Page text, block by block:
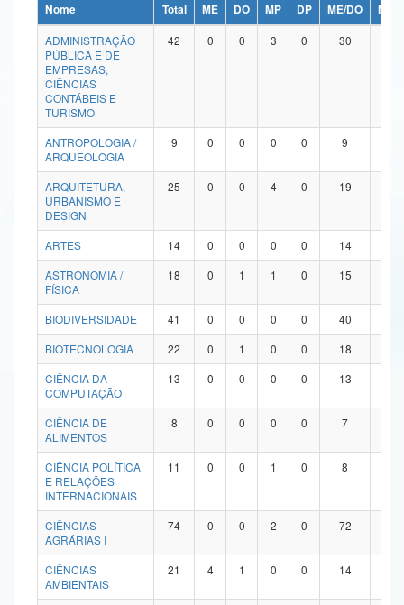
Ministério da Ciência, Tecnologia, Inovações e Comunicações
Ministério do Meio Ambiente
Ministério do Turismo
Ministério do Desenvolvimento Regional
Controladoria-Geral da União
Ministério da Mulher, da Família e dos Direitos Humanos
Secretaria de Governo
Advocacia-Geral da União
Banco Central do Brasil
Nome Total ME DO MP DP ME/DO
MP/
ADMINISTRAÇÃO
PÚBLICA E DE
EMPRESAS,
CIÊNCIAS
CONTÁBEIS E
TURISMO
42 0 0 3 0 30
ANTROPOLOGIA /
ARQUEOLOGIA
9 0 0 0 0 9
ARQUITETURA,
URBANISMO E
DESIGN
25 0 0 4 0 19
ARTES 14 0 0 0 0 14
ASTRONOMIA /
FÍSICA
18 0 1 1 0 15
BIODIVERSIDADE 41 0 0 0 0 40
BIOTECNOLOGIA
22 0 1 0 0 18
CIÊNCIA DA
COMPUTAÇÃO
13 0 0 0 0 13
CIÊNCIA DE
ALIMENTOS
8 0 0 0 0 7
CIÊNCIA POLÍTICA
E RELAÇÕES
INTERNACIONAIS
11 0 0 1 0 8
CIÊNCIAS
AGRÁRIAS I
74 0 0 2 0 72
CIÊNCIAS
AMBIENTAIS
21 4 1 0 0 14